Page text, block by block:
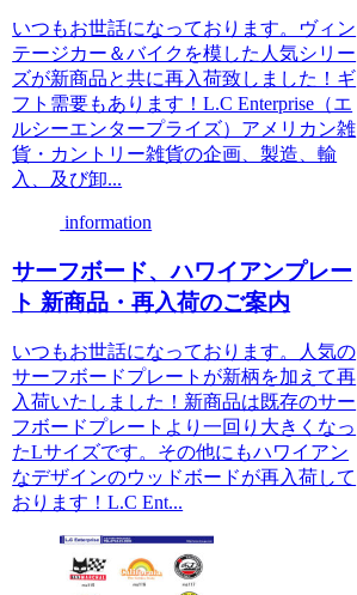
いつもお世話になっております。ヴィン
テージカー＆バイクを模した人気シリー
ズが新商品と共に再入荷致しました！ギ
フト需要もあります！L.C Enterprise（エ
ルシーエンタープライズ）アメリカン雑
貨・カントリー雑貨の企画、製造、輸
入、及び卸...
information
サーフボード、ハワイアンプレー
ト 新商品・再入荷のご案内
いつもお世話になっております。人気の
サーフボードプレートが新柄を加えて再
入荷いたしました！新商品は既存のサー
フボードプレートより一回り大きくなっ
たLサイズです。その他にもハワイアン
なデザインのウッドボードが再入荷して
おります！L.C Ent...